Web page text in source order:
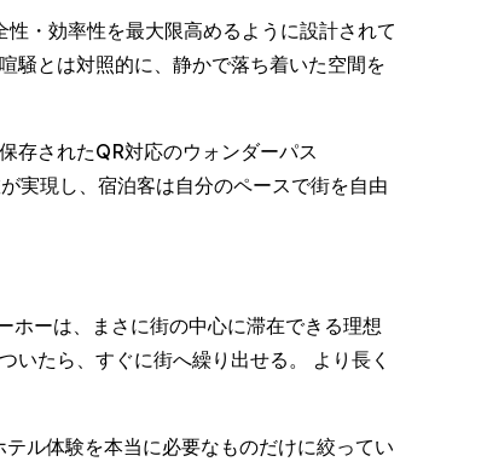
・効率性を最大限高めるように設計されて
騒とは対照的に、静かで落ち着いた空間を
存されたQR対応のウォンダーパス
実現し、宿泊客は自分のペースで街を自由
ーは、まさに街の中心に滞在できる理想
たら、すぐに街へ繰り出せる。 より長く
ル体験を本当に必要なものだけに絞ってい